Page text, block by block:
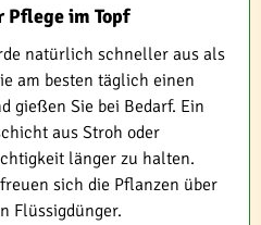
Pflege im Topf
natürlich schneller aus als
am besten täglich einen
gießen Sie bei Bedarf. Ein
aus Stroh oder
länger zu halten.
sich die Pflanzen über
Flüssigdünger.